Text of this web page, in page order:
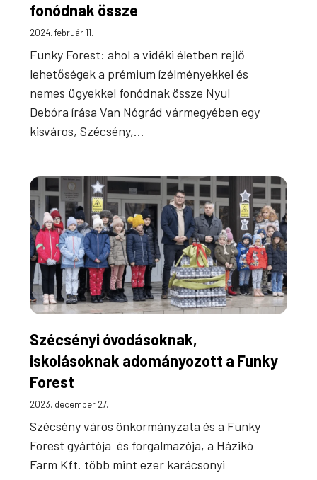
fonódnak össze
2024. február 11.
Funky Forest: ahol a vidéki életben rejlő
lehetőségek a prémium ízélményekkel és
nemes ügyekkel fonódnak össze Nyul
Debóra írása Van Nógrád vármegyében egy
kisváros, Szécsény,…
Szécsényi óvodásoknak,
iskolásoknak adományozott a Funky
Forest
2023. december 27.
Szécsény város önkormányzata és a Funky
Forest gyártója és forgalmazója, a Házikó
Farm Kft. több mint ezer karácsonyi